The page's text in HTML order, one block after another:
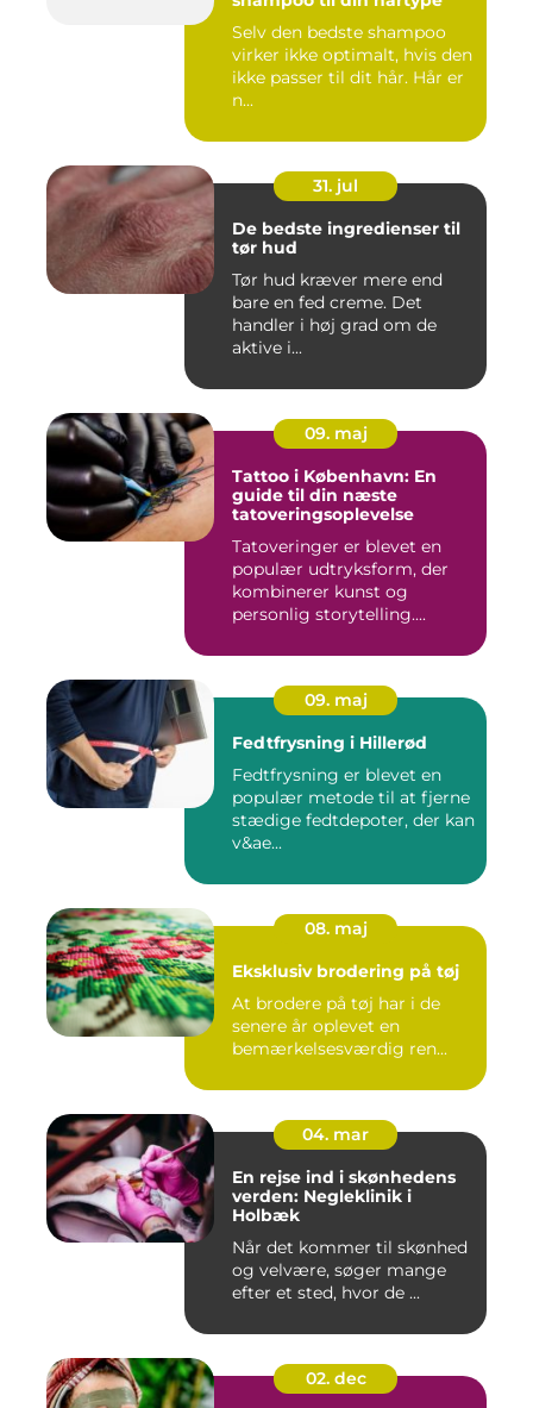
Selv den bedste shampoo
virker ikke optimalt, hvis den
ikke passer til dit hår. Hår er
n...
31. jul
De bedste ingredienser til
tør hud
Tør hud kræver mere end
bare en fed creme. Det
handler i høj grad om de
aktive i...
09. maj
Tattoo i København: En
guide til din næste
tatoveringsoplevelse
Tatoveringer er blevet en
populær udtryksform, der
kombinerer kunst og
personlig storytelling....
09. maj
Fedtfrysning i Hillerød
Fedtfrysning er blevet en
populær metode til at fjerne
stædige fedtdepoter, der kan
v&ae...
08. maj
Eksklusiv brodering på tøj
At brodere på tøj har i de
senere år oplevet en
bemærkelsesværdig ren...
04. mar
En rejse ind i skønhedens
verden: Negleklinik i
Holbæk
Når det kommer til skønhed
og velvære, søger mange
efter et sted, hvor de ...
02. dec